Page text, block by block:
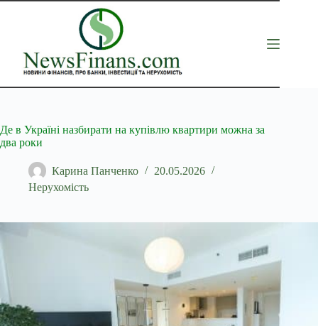
Перейти
Де в Україні назбирати на купівлю квартири можна за
два роки
Карина Панченко
20.05.2026
Нерухомість